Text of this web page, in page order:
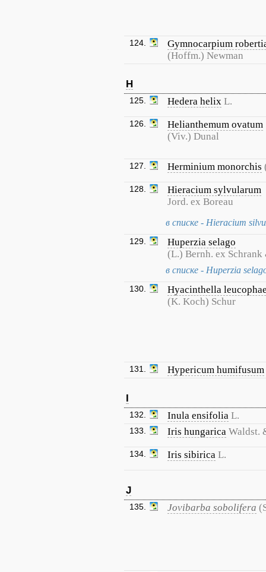
124.
Gymnocarpium
(Hoffm.) Newman
H
125. Hedera helix L.
126.
Helianthemum ovatum
(Viv.) Dunal
127. Herminium monorchis
128.
Hieracium sylvularum
Jord. ex Boreau
в списке - Hieracium
129.
Huperzia selago
(L.) Bernh. ex
в списке - Huperzia
130.
Hyacinthella
(K. Koch) Schur
131. Hypericum humifusum
I
132. Inula ensifolia L.
133. Iris hungarica Waldst.
134. Iris sibirica L.
J
135. Jovibarba sobolifera